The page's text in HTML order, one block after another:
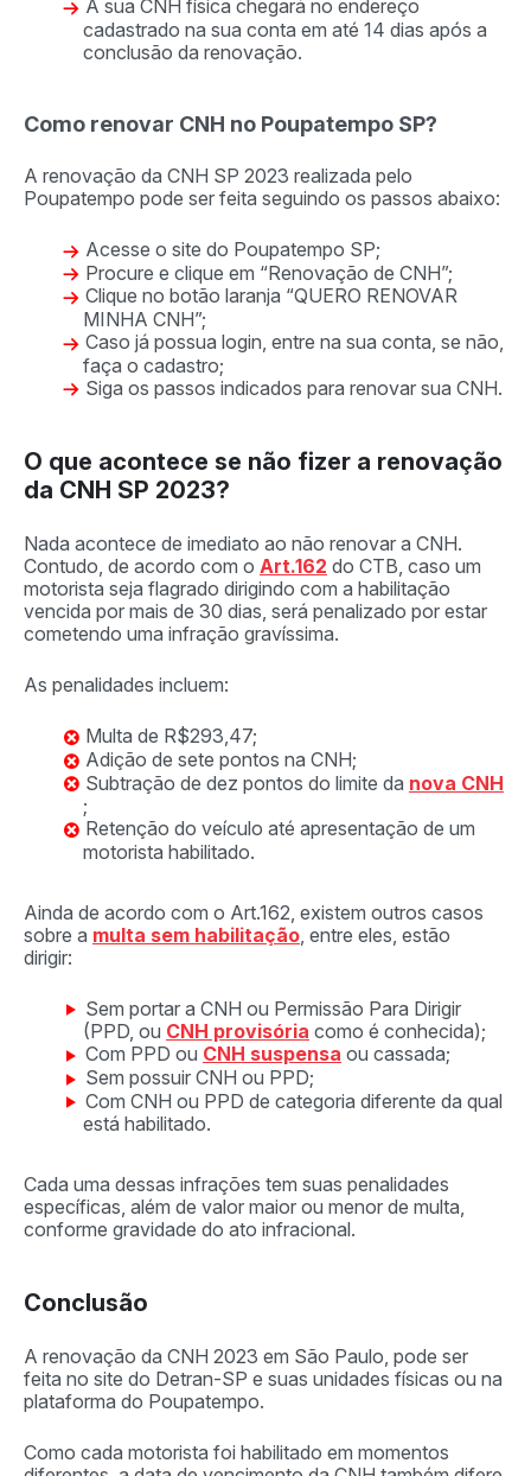
A sua CNH física chegará no endereço
cadastrado na sua conta em até 14 dias após a
conclusão da renovação.
Como renovar CNH no Poupatempo SP?
A renovação da CNH SP 2023 realizada pelo
Poupatempo pode ser feita seguindo os passos abaixo:
Acesse o site do Poupatempo SP;
Procure e clique em “Renovação de CNH”;
Clique no botão laranja “QUERO RENOVAR
MINHA CNH”;
Caso já possua login, entre na sua conta, se não,
faça o cadastro;
Siga os passos indicados para renovar sua CNH.
O que acontece se não fizer a renovação
da CNH SP 2023?
Nada acontece de imediato ao não renovar a CNH.
Contudo, de acordo com o Art.162 do CTB, caso um
motorista seja flagrado dirigindo com a habilitação
vencida por mais de 30 dias, será penalizado por estar
cometendo uma infração gravíssima.
As penalidades incluem:
Multa de R$293,47;
Adição de sete pontos na CNH;
Subtração de dez pontos do limite da nova CNH
;
Retenção do veículo até apresentação de um
motorista habilitado.
Ainda de acordo com o Art.162, existem outros casos
sobre a multa sem habilitação , entre eles, estão
dirigir:
Sem portar a CNH ou Permissão Para Dirigir
(PPD, ou CNH provisória como é conhecida);
Com PPD ou CNH suspensa ou cassada;
Sem possuir CNH ou PPD;
Com CNH ou PPD de categoria diferente da qual
está habilitado.
Cada uma dessas infrações tem suas penalidades
específicas, além de valor maior ou menor de multa,
conforme gravidade do ato infracional.
Conclusão
A renovação da CNH 2023 em São Paulo, pode ser
feita no site do Detran-SP e suas unidades físicas ou na
plataforma do Poupatempo.
Como cada motorista foi habilitado em momentos